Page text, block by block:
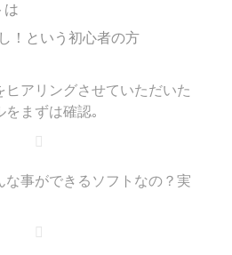
は
！という初心者の方
ヒアリングさせていただいた
をまずは確認｡
な事ができるソフトなの？実